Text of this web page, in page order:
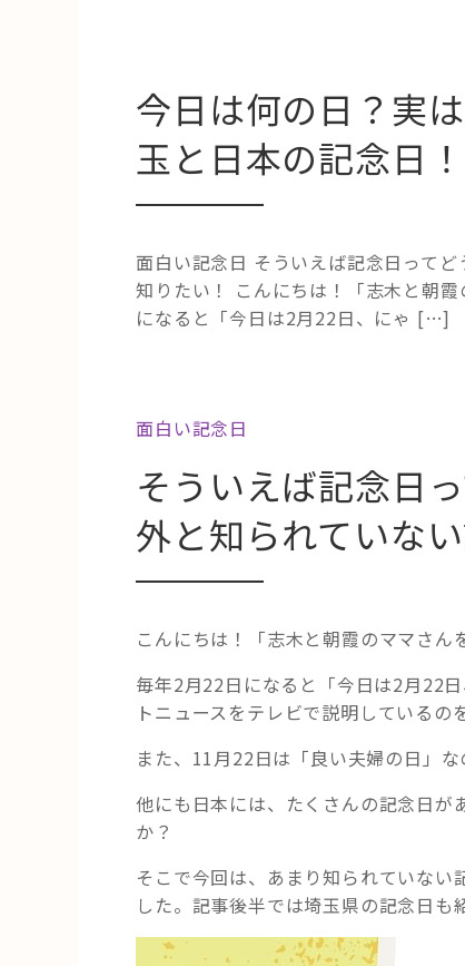
今日は何の日？実
玉と日本の記念日！
面白い記念日 そういえば記念日って
知りたい！ こんにちは！「志木と朝
になると「今日は2月22日、にゃ […]
面白い記念日
そういえば記念日
外と知られていな
こんにちは！「志木と朝霞のママさ
毎年2月22日になると「今日は2月22
トニュースをテレビで説明しているの
また、11月22日は「良い夫婦の日」
他にも日本には、たくさんの記念日
か？
そこで今回は、あまり知られていな
した。記事後半では埼玉県の記念日も